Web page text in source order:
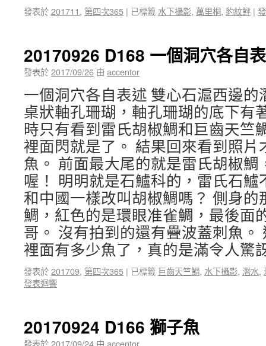
發表於201711, 第四次365 | 已標籤 水下攝影, 萬里桐, 豹紋鮃 |
20170926 D168 一個洞穴各自
發表於2017/09/26 由 accentor
一個洞穴各自表述 雙心石滬西邊
桌狀軸孔珊瑚，軸孔珊瑚的底下有
時只有看到雷氏胡椒鯛和巨齒天竺
裡面閃就是了。 結果回來看到照片
魚。 前面最大尾的就是雷氏胡椒
喔！ 明明就是石鱸科的，雷氏石
和中國一樣改叫胡椒鯛嗎？ 側身的
鯛，紅色的是環眼准雀鯛，最後面
哥。 沒有拍到的還有疊波蓋刺魚。
裡面有多少魚了，真的是滿令人
發表於201709, 第四次365 | 已標籤 巨齒天竺鯛, 水下攝影, 潛水,
發表迴響
20170924 D166 獅子魚
發表於 2017/09/24 由 accentor